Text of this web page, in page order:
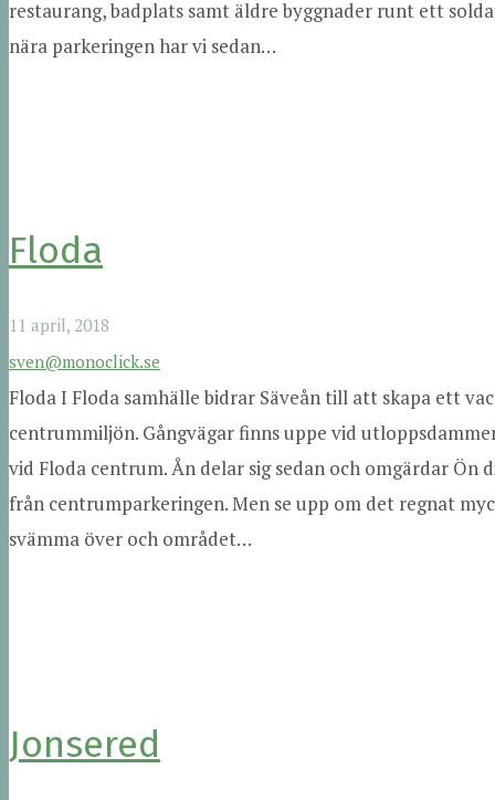
restaurang, badplats samt äldre byggnader runt ett
nära parkeringen har vi sedan…
Floda
11 april, 2018
sven@monoclick.se
Floda I Floda samhälle bidrar Säveån till att skapa ett
centrummiljön. Gångvägar finns uppe vid
vid Floda centrum. Ån delar sig sedan och omgärdar Ön
från centrumparkeringen. Men se upp om det regnat
svämma över och området…
Jonsered